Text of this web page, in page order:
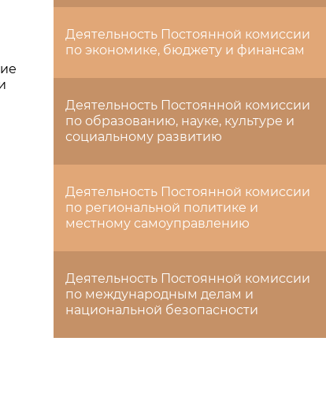
Деятельность Постоянной комиссии
по экономике, бюджету и финансам
Деятельность Постоянной комиссии
по образованию, науке, культуре и
социальному развитию
Деятельность Постоянной комиссии
по региональной политике и
местному самоуправлению
Деятельность Постоянной комиссии
по международным делам и
национальной безопасности